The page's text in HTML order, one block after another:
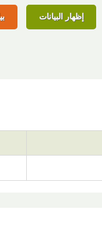
إظهار البيانات